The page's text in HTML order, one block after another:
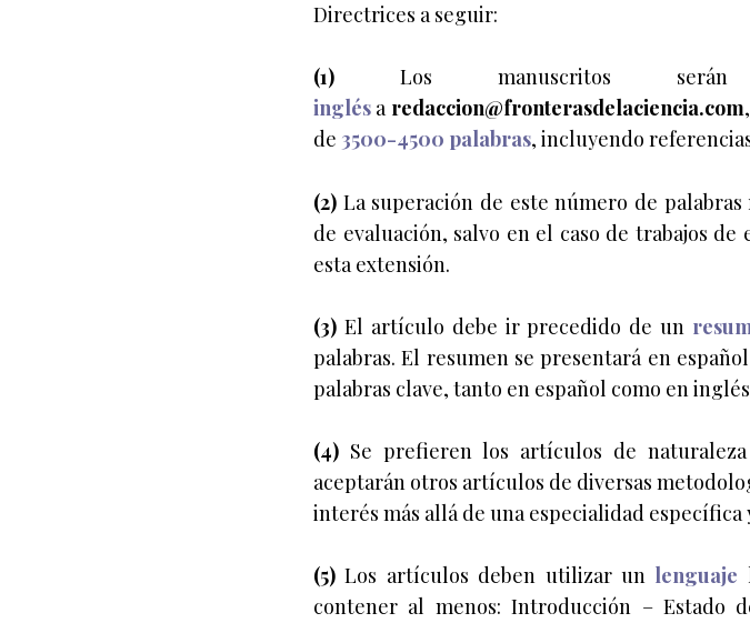
Directrices a seguir:
(1) Los manuscritos
inglés a redaccion@fronterasdelaciencia.com
de 3500-4500 palabras, incluyendo
(2) La superación de este número de
de evaluación, salvo en el caso de trabajos
esta extensión.
(3) El artículo debe ir precedido de un
palabras. El resumen se presentará en
palabras clave, tanto en español como en
(4) Se prefieren los artículos de
aceptarán otros artículos de diversas
interés más allá de una especialidad
(5) Los artículos deben utilizar un lenguaje
contener al menos: Introducción – Estado